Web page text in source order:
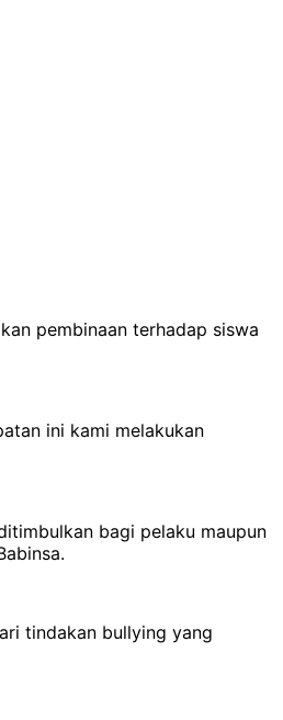
pembinaan terhadap siswa
ini kami melakukan
bagi pelaku maupun
tindakan bullying yang